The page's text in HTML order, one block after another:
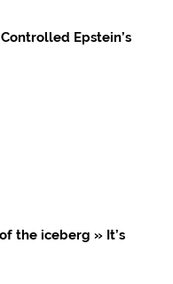
Epstein’s
the iceberg » It’s